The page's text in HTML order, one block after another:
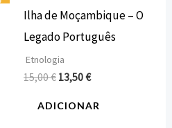
Ilha de Moçambique – O
Legado Português
Etnologia
15,00€ 13,50€
ADICIONAR